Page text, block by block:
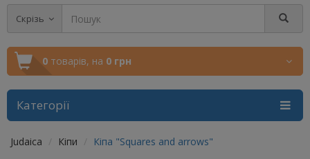
Скрізь
0 товарів, на 0 грн
Категорії
Judaica Кіпи Кіпа "Squares and arrows"